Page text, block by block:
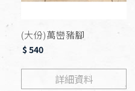
(大份)萬巒豬腳
$ 540
詳細資料